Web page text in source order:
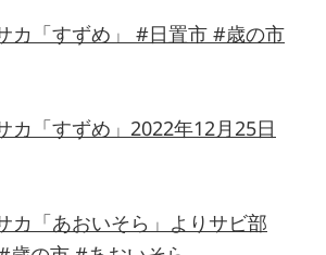
カ「すずめ」 #日置市 #歳の市
カ「すずめ」2022年12月25日
カ「あおいそら」よりサビ部